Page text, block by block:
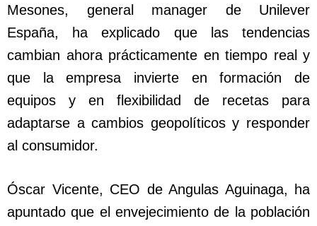
Mesones, general manager de Unilever
España, ha explicado que las tendencias
cambian ahora prácticamente en tiempo real y
que la empresa invierte en formación de
equipos y en flexibilidad de recetas para
adaptarse a cambios geopolíticos y responder
al consumidor.
Óscar Vicente, CEO de Angulas Aguinaga, ha
apuntado que el envejecimiento de la población